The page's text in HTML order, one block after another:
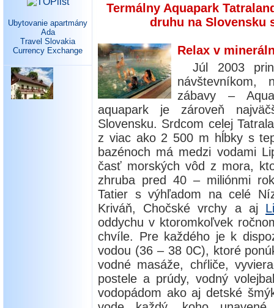
Ubytovanie apartmány
Ada
Travel Slovakia
Currency Exchange
Termálny Aquapark
druhu na Slovensku
Relax v
Júl 2003
návštevníkom,
zábavy –
aquapark je zároveň
Slovensku. Srdcom celej
z viac ako 2 500 m hĺbky s
bazénoch má medzi vodami
časť morských vôd z mora,
zhruba pred 40 – miliónmi
Tatier s výhľadom na celé
Kriváň, Chočské vrchy a aj
oddychu v ktoromkoľvek
chvíle. Pre každého je k
vodou (36 – 38 0C), ktoré
vodné masáže, chŕliče,
postele a prúdy, vodný
vodopádom ako aj detské